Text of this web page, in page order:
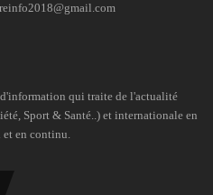
qui traite de l'actualité
Sport & Santé..) et internationale en
et en continu.